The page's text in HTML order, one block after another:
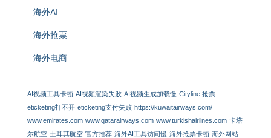
海外AI
海外抢票
海外电商
AI视频工具卡顿 AI视频渲染失败 AI视频生成加载慢 Cityline 抢票
eticketing打不开 eticketing支付失败 https://kuwaitairways.com/
www.emirates.com www.qatarairways.com www.turkishairlines.com 卡塔
尔航空 土耳其航空 官方推荐 海外AI工具访问慢 海外抢票卡顿 海外网站